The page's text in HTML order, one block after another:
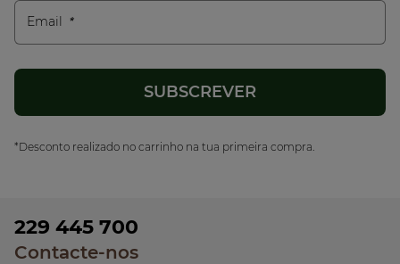
Email
*Desconto realizado no carrinho na tua primeira compra.
229 445 700
Contacte-nos